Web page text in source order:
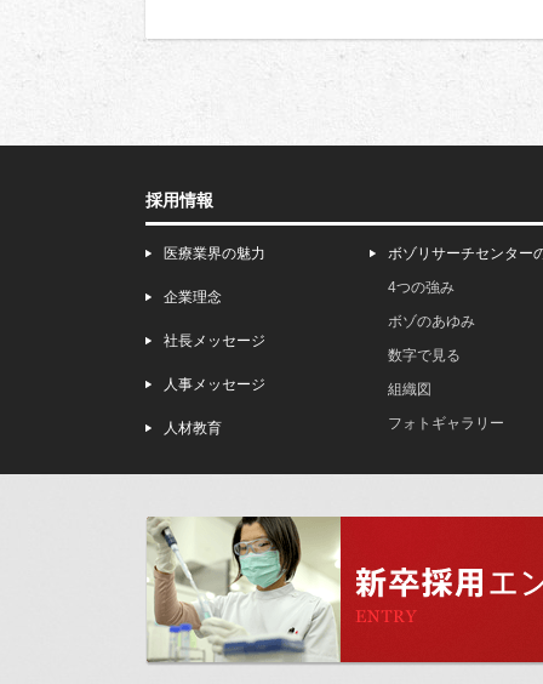
採用情報
医療業界の魅力
企業理念
社長メッセージ
人事メッセージ
人材教育
ボゾリサーチセンター
4つの強み
ボゾのあゆみ
数字で見る
組織図
フォトギャラリー